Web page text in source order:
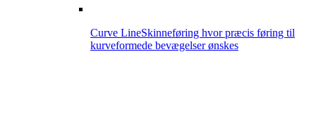
Curve LineSkinneføring hvor præcis føring til
kurveformede bevægelser ønskes